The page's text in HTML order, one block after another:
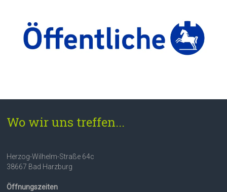
Wo wir uns treffen...
Herzog-Wilhelm-Straße 64c
38667 Bad Harzburg
Öffnungszeiten